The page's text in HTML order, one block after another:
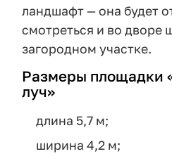
ландшафт — она будет
смотреться и во дворе
загородном участке.
Размеры площадки
луч»
длина 5,7 м;
ширина 4,2 м;